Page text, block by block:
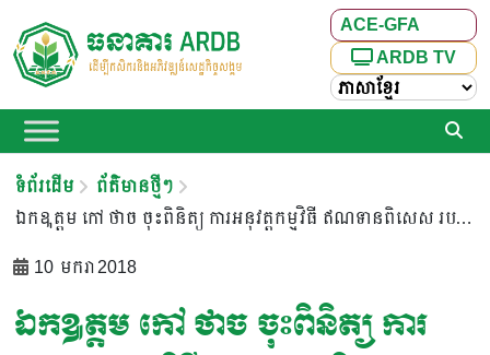
ACE-GFA
ARDB TV
ទំព័រដើម
ព័ត៌មានថ្មីៗ
ឯកឩត្តម កៅ ថាច ចុះពិនិត្យ ការអនុវត្តកម្មវិធី ឥណទានពិសេស របស់រាជរដ្ឋាភិបាល
10 មករា 2018
ឯកឩត្តម កៅ ថាច ចុះពិនិត្យ ការ